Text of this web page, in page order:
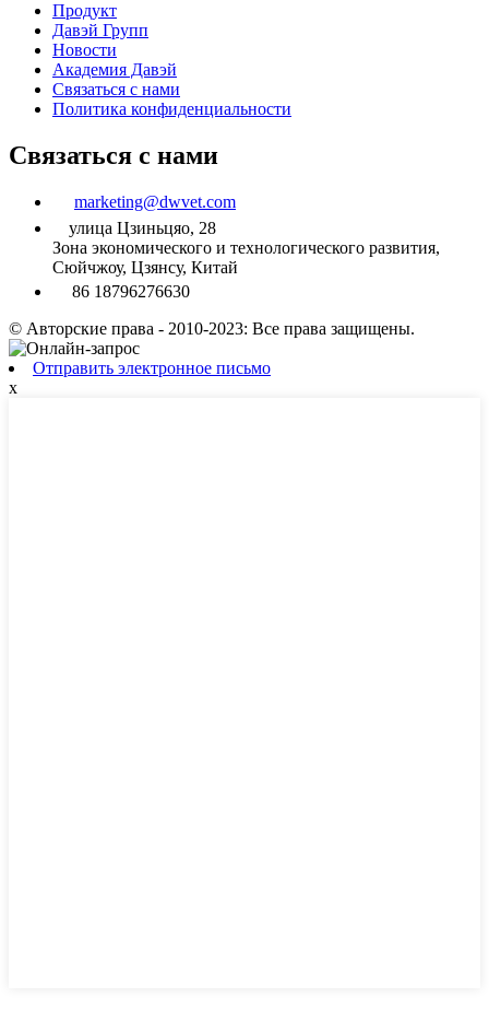
Продукт
Давэй Групп
Новости
Академия Давэй
Связаться с нами
Политика конфиденциальности
Связаться с нами
marketing@dwvet.com
улица Цзиньцяо, 28
Зона экономического и технологического развития,
Сюйчжоу, Цзянсу, Китай
86 18796276630
© Авторские права - 2010-2023: Все права защищены.
Отправить электронное письмо
x